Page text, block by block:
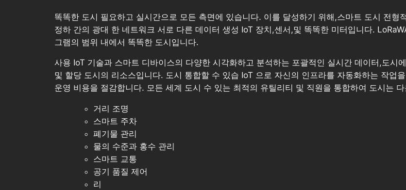
똑똑한 도시 필요하고 실시간으로 모든 측면에 있습니다. 이를 달성하기 위해,스마트 도시 전형
정하 간의 광대 한 네트워크 서로 다른 데이터 생성 IoT 장치,센서,및 똑똑한 미터입니다.
그램의 범위 내에서 똑똑한 도시입니다.
사용 IoT 기술과 스마트 디바이스의 다양한 시각화하고 분석하는 포괄적인 실시간 데이터,도시
및 할당 도시의 리소스입니다. 도시 통합할 수 있습 IoT 으로 자신의 인프라를 자동화하는 작업
운영 비용을 절감합니다. 모든 세계 도시 수 있는 최적의 유틸리티 및 직원을 통합하여 도시는
거리 조명
스마트 주차
폐기물 관리
물의 수준과 홍수 관리
스마트 교통
공기 품질 제어
리